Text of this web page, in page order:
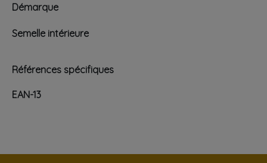
Démarque
Semelle intérieure
Références spécifiques
EAN-13